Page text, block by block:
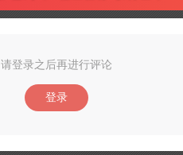
请登录之后再进行评论
登录